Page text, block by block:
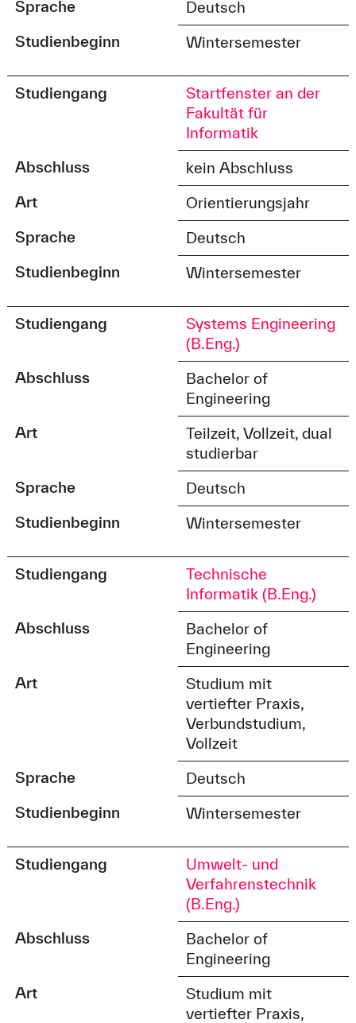
Sprache
Deutsch
Studienbeginn
Wintersemester
Studiengang
Startfenster an der
Fakultät für
Informatik
Abschluss
kein Abschluss
Art
Orientierungsjahr
Sprache
Deutsch
Studienbeginn
Wintersemester
Studiengang
Systems Engineering
(B.Eng.)
Abschluss
Bachelor of
Engineering
Art
Teilzeit, Vollzeit, dual
studierbar
Sprache
Deutsch
Studienbeginn
Wintersemester
Studiengang
Technische
Informatik (B.Eng.)
Abschluss
Bachelor of
Engineering
Art
Studium mit
vertiefter Praxis,
Verbundstudium,
Vollzeit
Sprache
Deutsch
Studienbeginn
Wintersemester
Studiengang
Umwelt- und
Verfahrenstechnik
(B.Eng.)
Abschluss
Bachelor of
Engineering
Art
Studium mit
vertiefter Praxis,